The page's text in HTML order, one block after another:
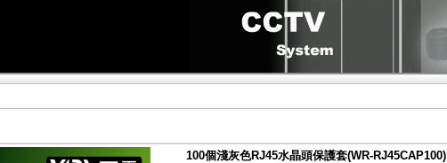
100個淺灰色RJ45水晶頭保護套(WR-RJ45CAP100)